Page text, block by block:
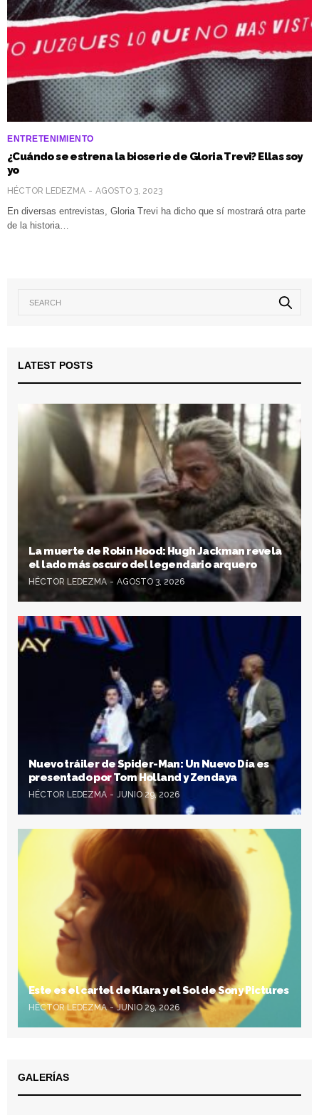
ENTRETENIMIENTO
¿Cuándo se estrena la bioserie de Gloria Trevi? Ellas soy
yo
HÉCTOR LEDEZMA AGOSTO 3, 2023
En diversas entrevistas, Gloria Trevi ha dicho que sí mostrará otra parte
de la historia…
LATEST POSTS
La muerte de Robin Hood: Hugh Jackman revela
el lado más oscuro del legendario arquero
HÉCTOR LEDEZMA AGOSTO 3, 2026
Nuevo tráiler de Spider-Man: Un Nuevo Día es
presentado por Tom Holland y Zendaya
HÉCTOR LEDEZMA JUNIO 29, 2026
Este es el cartel de Klara y el Sol de Sony Pictures
HÉCTOR LEDEZMA JUNIO 29, 2026
GALERÍAS